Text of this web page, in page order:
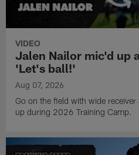
VIDEO
Jalen Nailor mic'd up
'Let's ball!'
Aug 07, 2026
Go on the field with wide
up during 2026 Training Camp.